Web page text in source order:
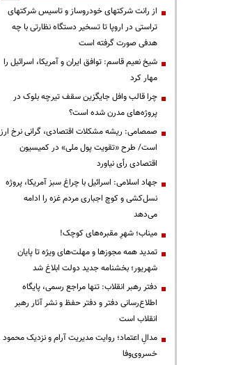
از رانت‌ شرکتهای خودروساز و تاسیس شرکتهای
تراستی در اروپا تا تسخیر دستگاه نظارتی با چه
هدفی صورت گرفته است
شیخ نعیم قاسم: توافق ایران و آمریکا، اسرائیل را
مهار کرد
چرا قالب وافل جایگزین سقف تیرچه بلوک در
پروژه‌های مدرن شده است؟
صمصامی: ریشه مشکلات اقتصادی، گرانی نرخ ارز
است/ طرح «تقویت پول ملی» در کمیسیون
اقتصادی رأی نیاورد
جهاد اسلامی: اسرائیل با چراغ سبز آمریکا، پروژه
نسل‌کشی و کوچ اجباری مردم غزه را ادامه
می‌دهد
میناب؛ شهرِ مقبره‌های کوچک!
تمدید همه مجوزها و مهلت‌های ویژه تا پایان
شهریور؛ بخشنامه جدید دولت ابلاغ شد
دفتر رهبر انقلاب: تنها مراجع رسمی، پایگاه
اطلاع‌رسانی دفتر و دفتر حفظ و نشر آثار رهبر
انقلاب است
مدالِ اعتماد؛ روایت مدیریت آرام و نزدیک محمود
خسروی‌وفا